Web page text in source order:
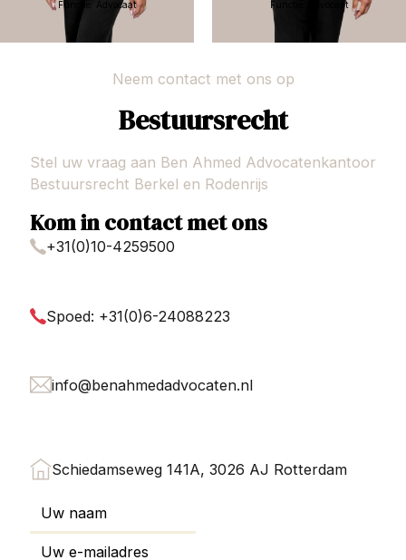
Functie: Advocaat Functie: Advocaat
Neem contact met ons op
Bestuursrecht
Stel uw vraag aan Ben Ahmed Advocatenkantoor
Bestuursrecht Berkel en Rodenrijs
Kom in contact met ons
+31(0)10-4259500
Spoed: +31(0)6-24088223
info@benahmedadvocaten.nl
Schiedamseweg 141A, 3026 AJ Rotterdam